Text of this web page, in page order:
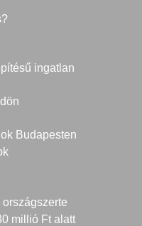
ingatlan
Budapesten
millió Ft alatt